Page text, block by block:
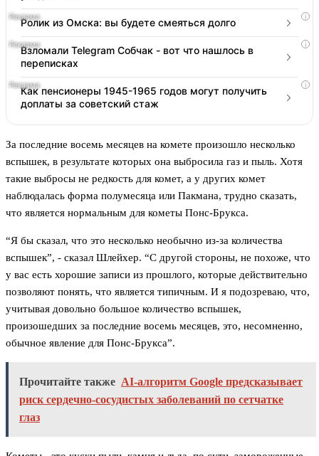
i
Ролик из Омска: вы будете смеяться долго
i
Взломали Telegram Собчак - вот что нашлось в
переписках
i
Как пенсионеры 1945-1965 годов могут получить
доплаты за советский стаж
За последние восемь месяцев на комете произошло несколько
вспышек, в результате которых она выбросила газ и пыль. Хотя
такие выбросы не редкость для комет, а у других комет
наблюдалась форма полумесяца или Пакмана, трудно сказать,
что является нормальным для кометы Понс-Брукса.
“Я бы сказал, что это несколько необычно из-за количества
вспышек”, - сказал Шлейхер. “С другой стороны, не похоже, что
у вас есть хорошие записи из прошлого, которые действительно
позволяют понять, что является типичным. И я подозреваю, что,
учитывая довольно большое количество вспышек,
произошедших за последние восемь месяцев, это, несомненно,
обычное явление для Понс-Брукса”.
Прочитайте также AI-алгоритм Google предсказывает
риск сердечно-сосудистых заболеваний по сетчатке
глаз